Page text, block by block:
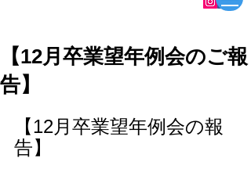
【12月卒業望年例会のご報
告】
【12月卒業望年例会の報
告】